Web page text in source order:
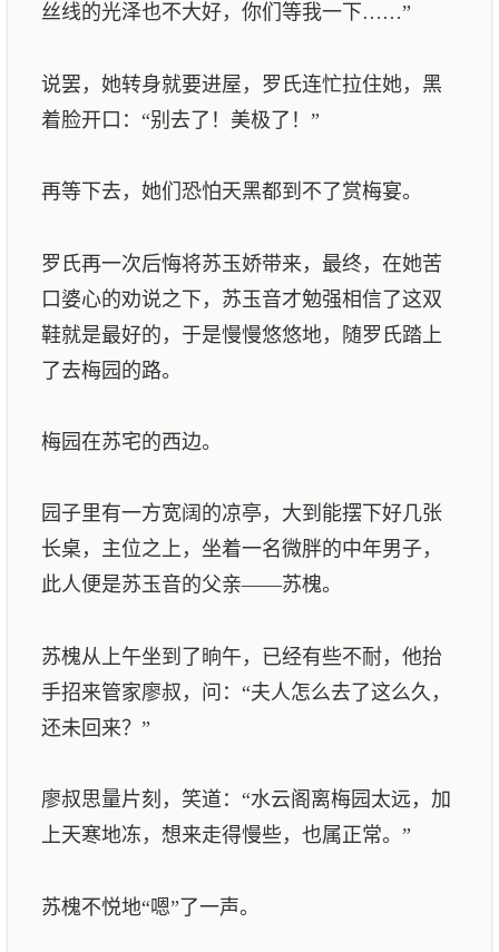
丝线的光泽也不大好，你们等我一下……”
说罢，她转身就要进屋，罗氏连忙拉住她，黑
着脸开口：“别去了！美极了！”
再等下去，她们恐怕天黑都到不了赏梅宴。
罗氏再一次后悔将苏玉娇带来，最终，在她苦
口婆心的劝说之下，苏玉音才勉强相信了这双
鞋就是最好的，于是慢慢悠悠地，随罗氏踏上
了去梅园的路。
梅园在苏宅的西边。
园子里有一方宽阔的凉亭，大到能摆下好几张
长桌，主位之上，坐着一名微胖的中年男子，
此人便是苏玉音的父亲——苏槐。
苏槐从上午坐到了晌午，已经有些不耐，他抬
手招来管家廖叔，问：“夫人怎么去了这么久，
还未回来？”
廖叔思量片刻，笑道：“水云阁离梅园太远，加
上天寒地冻，想来走得慢些，也属正常。”
苏槐不悦地“嗯”了一声。